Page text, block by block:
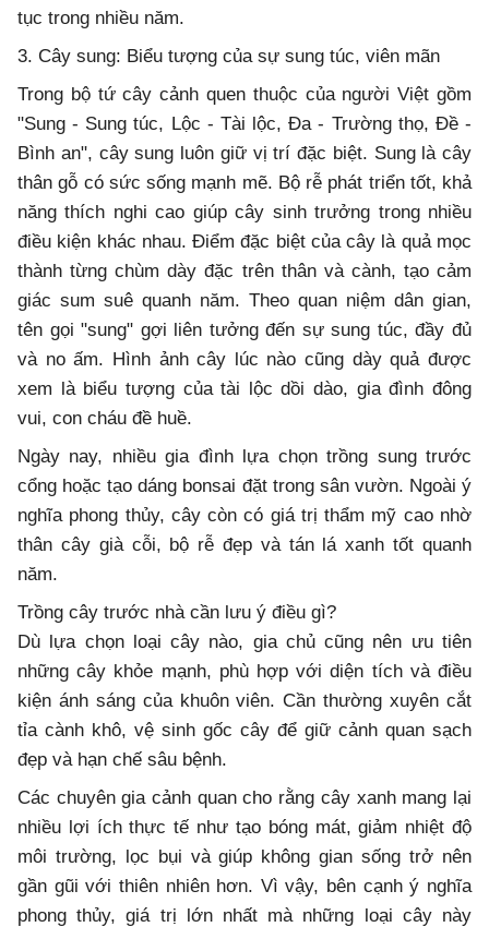
tục trong nhiều năm.
3. Cây sung: Biểu tượng của sự sung túc, viên mãn
Trong bộ tứ cây cảnh quen thuộc của người Việt gồm
"Sung - Sung túc, Lộc - Tài lộc, Đa - Trường thọ, Đề -
Bình an", cây sung luôn giữ vị trí đặc biệt. Sung là cây
thân gỗ có sức sống mạnh mẽ. Bộ rễ phát triển tốt, khả
năng thích nghi cao giúp cây sinh trưởng trong nhiều
điều kiện khác nhau. Điểm đặc biệt của cây là quả mọc
thành từng chùm dày đặc trên thân và cành, tạo cảm
giác sum suê quanh năm. Theo quan niệm dân gian,
tên gọi "sung" gợi liên tưởng đến sự sung túc, đầy đủ
và no ấm. Hình ảnh cây lúc nào cũng dày quả được
xem là biểu tượng của tài lộc dồi dào, gia đình đông
vui, con cháu đề huề.
Ngày nay, nhiều gia đình lựa chọn trồng sung trước
cổng hoặc tạo dáng bonsai đặt trong sân vườn. Ngoài ý
nghĩa phong thủy, cây còn có giá trị thẩm mỹ cao nhờ
thân cây già cỗi, bộ rễ đẹp và tán lá xanh tốt quanh
năm.
Trồng cây trước nhà cần lưu ý điều gì?
Dù lựa chọn loại cây nào, gia chủ cũng nên ưu tiên
những cây khỏe mạnh, phù hợp với diện tích và điều
kiện ánh sáng của khuôn viên. Cần thường xuyên cắt
tỉa cành khô, vệ sinh gốc cây để giữ cảnh quan sạch
đẹp và hạn chế sâu bệnh.
Các chuyên gia cảnh quan cho rằng cây xanh mang lại
nhiều lợi ích thực tế như tạo bóng mát, giảm nhiệt độ
môi trường, lọc bụi và giúp không gian sống trở nên
gần gũi với thiên nhiên hơn. Vì vậy, bên cạnh ý nghĩa
phong thủy, giá trị lớn nhất mà những loại cây này